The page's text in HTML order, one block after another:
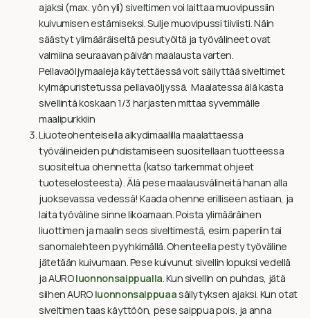
ajaksi (max. yön yli) siveltimen voi laittaa muovipussiin
kuivumisen estämiseksi. Sulje muovipussi tiiviisti. Näin
säästyt ylimääräiseltä pesutyöltä ja työvälineet ovat
valmiina seuraavan päivän maalausta varten.
Pellavaöljymaaleja käytettäessä voit säilyttää siveltimet
kylmäpuristetussa pellavaöljyssä. Maalatessa älä kasta
sivellintä koskaan 1/3 harjasten mittaa syvemmälle
maalipurkkiin
Liuoteohenteisella alkydimaalilla maalattaessa
työvälineiden puhdistamiseen suositellaan tuotteessa
suositeltua ohennetta (katso tarkemmat ohjeet
tuoteselosteesta). Älä pese maalausvälineitä hanan alla
juoksevassa vedessä! Kaada ohenne erilliseen astiaan, ja
laita työväline sinne likoamaan. Poista ylimääräinen
liuottimen ja maalin seos siveltimestä, esim. paperiin tai
sanomalehteen pyyhkimällä. Ohenteella pesty työväline
jätetään kuivumaan. Pese kuivunut sivellin lopuksi vedellä
ja AUROluonnonsaippualla. Kun sivellin on puhdas, jätä
siihen AURO luonnonsaippuaasäilytyksen ajaksi. Kun otat
siveltimen taas käyttöön, pese saippua pois, ja anna